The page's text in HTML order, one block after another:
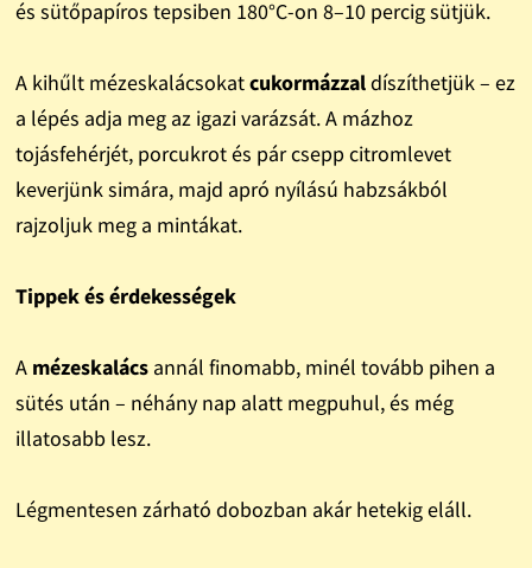
és sütőpapíros tepsiben 180°C-on 8–10 percig sütjük.
A kihűlt mézeskalácsokatcukormázzaldíszíthetjük – ez
a lépés adja meg az igazi varázsát. A mázhoz
tojásfehérjét, porcukrot és pár csepp citromlevet
keverjünk simára, majd apró nyílású habzsákból
rajzoljuk meg a mintákat.
Tippek és érdekességek
A mézeskalácsannál finomabb, minél tovább pihen a
sütés után – néhány nap alatt megpuhul, és még
illatosabb lesz.
Légmentesen zárható dobozban akár hetekig eláll.